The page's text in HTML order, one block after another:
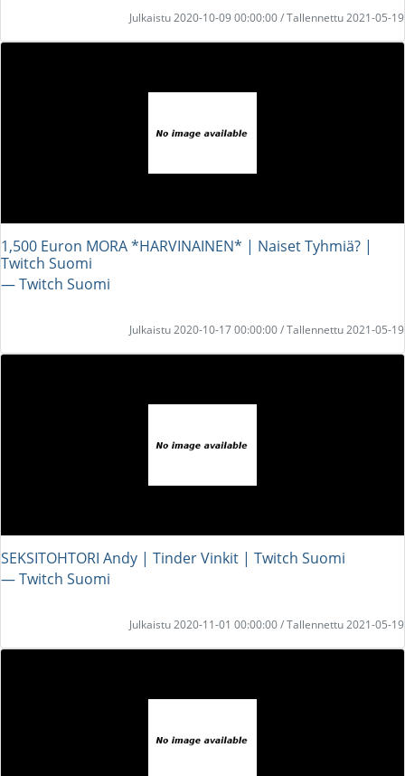
Julkaistu 2020-10-09 00:00:00 / Tallennettu 2021-05-19
1,500 Euron MORA *HARVINAINEN* | Naiset Tyhmiä? |
Twitch Suomi
― Twitch Suomi
Julkaistu 2020-10-17 00:00:00 / Tallennettu 2021-05-19
SEKSITOHTORI Andy | Tinder Vinkit | Twitch Suomi
― Twitch Suomi
Julkaistu 2020-11-01 00:00:00 / Tallennettu 2021-05-19